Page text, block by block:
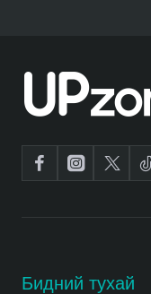
Бидний тухай